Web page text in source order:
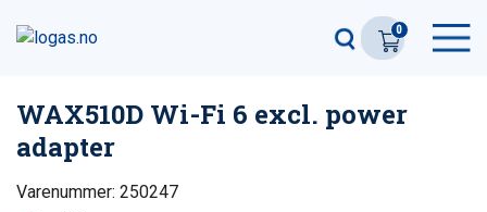
0
WAX510D Wi-Fi 6 excl. power
adapter
Varenummer: 250247